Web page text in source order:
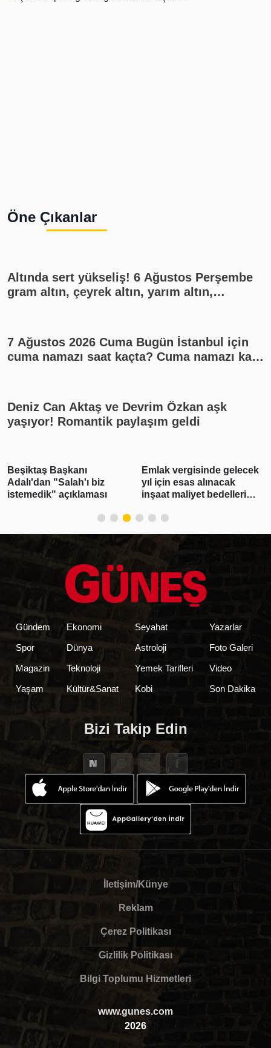
Öne Çıkanlar
Altında sert yükseliş! 6 Ağustos Perşembe
gram altın, çeyrek altın, yarım altın,
7 Ağustos 2026 Cuma Bugün İstanbul için
cuma namazı saat kaçta? Cuma namazı kaç
Deniz Can Aktaş ve Devrim Özkan aşk
yaşıyor! Romantik paylaşım geldi
Beşiktaş Başkanı
Adalı'dan "Salah'ı biz
istemedik" açıklaması
Emlak vergisinde gelecek
yıl için esas alınacak
inşaat maliyet bedelleri
Gündem
Spor
Magazin
Yaşam
Ekonomi
Dünya
Teknoloji
Kültür&Sanat
Seyahat
Astroloji
Yemek Tarifleri
Kobi
Yazarlar
Foto Galeri
Video
Son Dakika
Bizi Takip Edin
İletişim/Künye
Reklam
Çerez Politikası
Gizlilik Politikası
Bilgi Toplumu Hizmetleri
www.gunes.com
2026